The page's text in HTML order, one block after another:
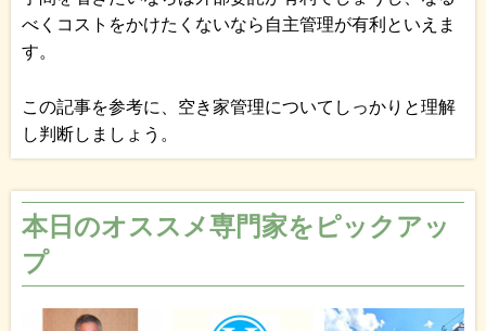
べくコストをかけたくないなら自主管理が有利といえま
す。
この記事を参考に、空き家管理についてしっかりと理解
し判断しましょう。
本日のオススメ専門家をピックアッ
プ